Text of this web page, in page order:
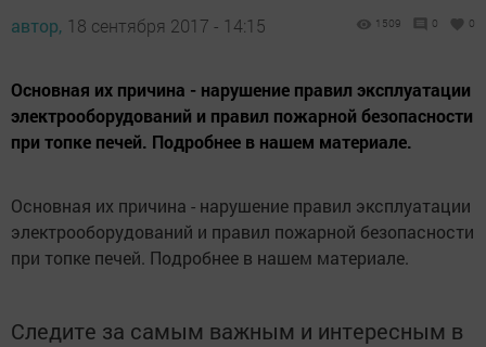
автор, 18 сентября 2017 - 14:15 1509 0 0
Основная их причина - нарушение правил эксплуатации
электрооборудований и правил пожарной безопасности
при топке печей. Подробнее в нашем материале.
Основная их причина - нарушение правил эксплуатации
электрооборудований и правил пожарной безопасности
при топке печей. Подробнее в нашем материале.
Следите за самым важным и интересным в